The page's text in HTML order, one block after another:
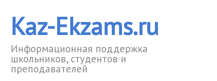
Kaz-Ekzams.ru
Информационная поддержка
школьников, студентов и
преподавателей